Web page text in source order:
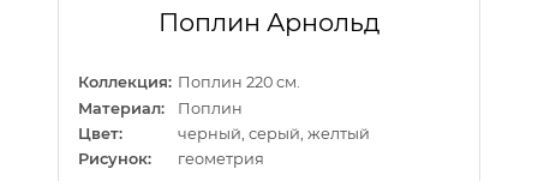
Поплин Арнольд
Коллекция: Поплин 220 см.
Материал:
Поплин
Цвет:
черный, серый, желтый
Рисунок:
геометрия